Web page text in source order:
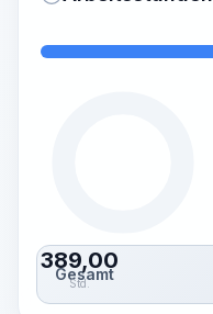
389,00
Std.
Gesamt